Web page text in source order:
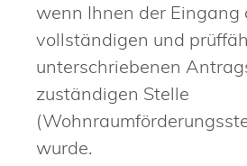
wenn Ihnen der Eingang
vollständigen und
unterschriebenen
zuständigen Stelle
wurde.